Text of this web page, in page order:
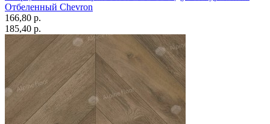
Отбеленный Chevron
166,80 p.
185,40 p.